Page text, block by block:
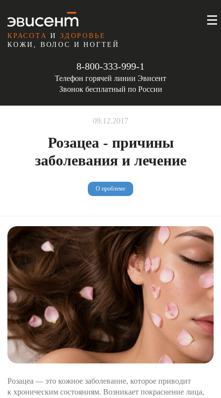
КРАСОТА ИЗДОРОВЬЕ
КОЖИ, ВОЛОС И НОГТЕЙ
8-800-333-999-1
Телефон горячей линии Эвисент
Звонок бесплатный по России
09.12.2017
Розацеа - причины
заболевания и лечение
О проблеме
Розацеа — это кожное заболевание, которое приводит
к хроническим состояниям. Возникает покраснение лица,